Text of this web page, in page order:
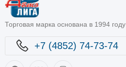
Торговая марка основана в 1994 году
+7 (4852) 74-73-74